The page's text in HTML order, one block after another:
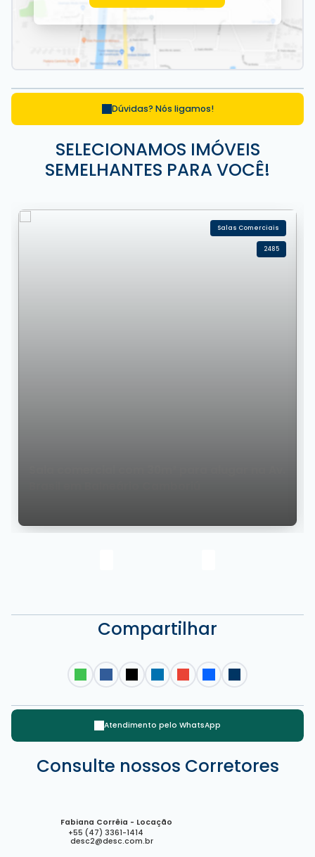
Dúvidas? Nós ligamos!
SELECIONAMOS IMÓVEIS
SEMELHANTES PARA VOCÊ!
Salas Comerciais
2485
Catarina, Brasil
Compartilhar
Atendimento pelo WhatsApp
Consulte nossos Corretores
Fabiana Corrêia - Locação
+55 (47) 3361-1414
desc2@desc.com.br